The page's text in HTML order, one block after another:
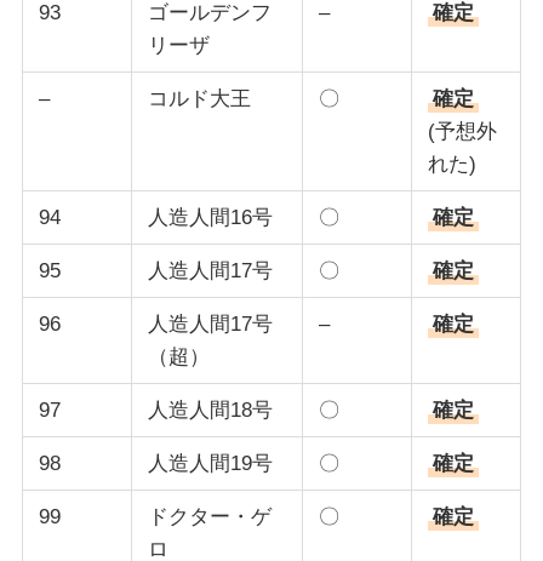
93
ゴールデンフ
リーザ
– 確定
– コルド大王 〇
確定
(予想外
れた)
94 人造人間16号 〇 確定
95 人造人間17号 〇 確定
96
人造人間17号
（超）
– 確定
97 人造人間18号 〇 確定
98 人造人間19号 〇 確定
99
ドクター・ゲ
ロ
〇 確定